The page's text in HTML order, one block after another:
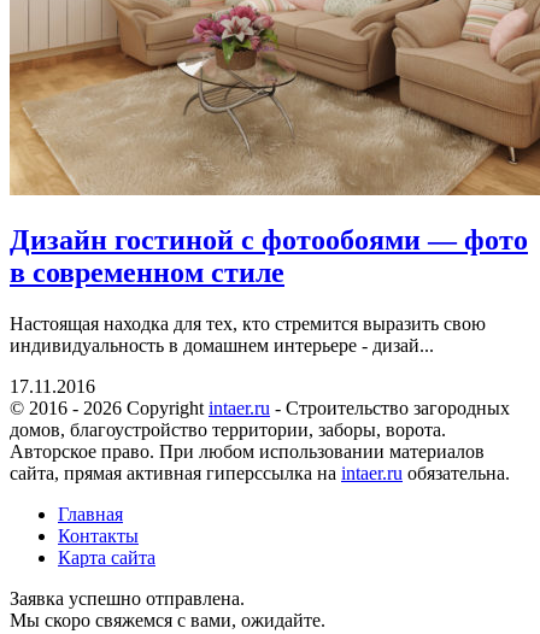
Дизайн гостиной с фотообоями — фото
в современном стиле
Настоящая находка для тех, кто стремится выразить свою
индивидуальность в домашнем интерьере - дизай...
17.11.2016
© 2016 - 2026 Copyright intaer.ru - Cтроительство загородных
домов, благоустройство территории, заборы, ворота.
Авторское право. При любом использовании материалов
сайта, прямая активная гиперссылка на intaer.ru обязательна.
Главная
Контакты
Карта сайта
Заявка успешно отправлена.
Мы скоро свяжемся с вами, ожидайте.